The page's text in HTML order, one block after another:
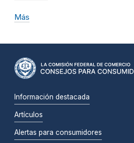
Más
Información destacada
Artículos
Alertas para consumidores